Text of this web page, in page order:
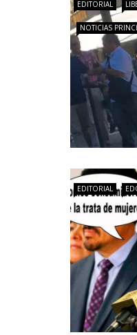
EDITORIAL
NOTICIAS
EDITORIAL